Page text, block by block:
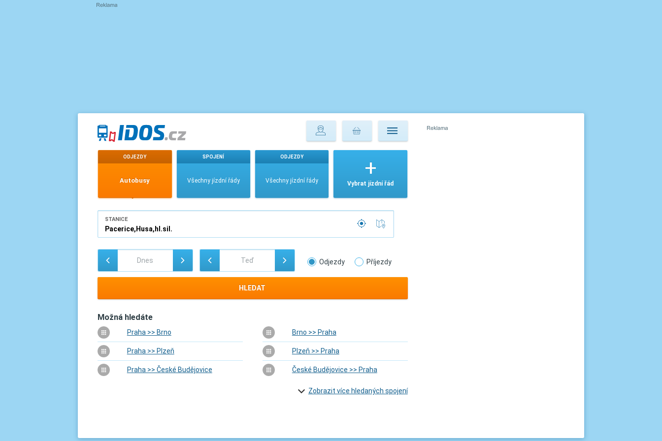
ODJEZDY
Autobusy
SPOJENÍ
Všechny jízdní řády
ODJEZDY
Všechny jízdní řády Vybrat jízdní řád
STANICE
Odjezdy Příjezdy
HLEDAT
Možná hledáte
Praha >> Brno Brno >> Praha
Praha >> Plzeň Plzeň >> Praha
Praha >> České Budějovice České Budějovice >> Praha
Zobrazit více hledaných spojení